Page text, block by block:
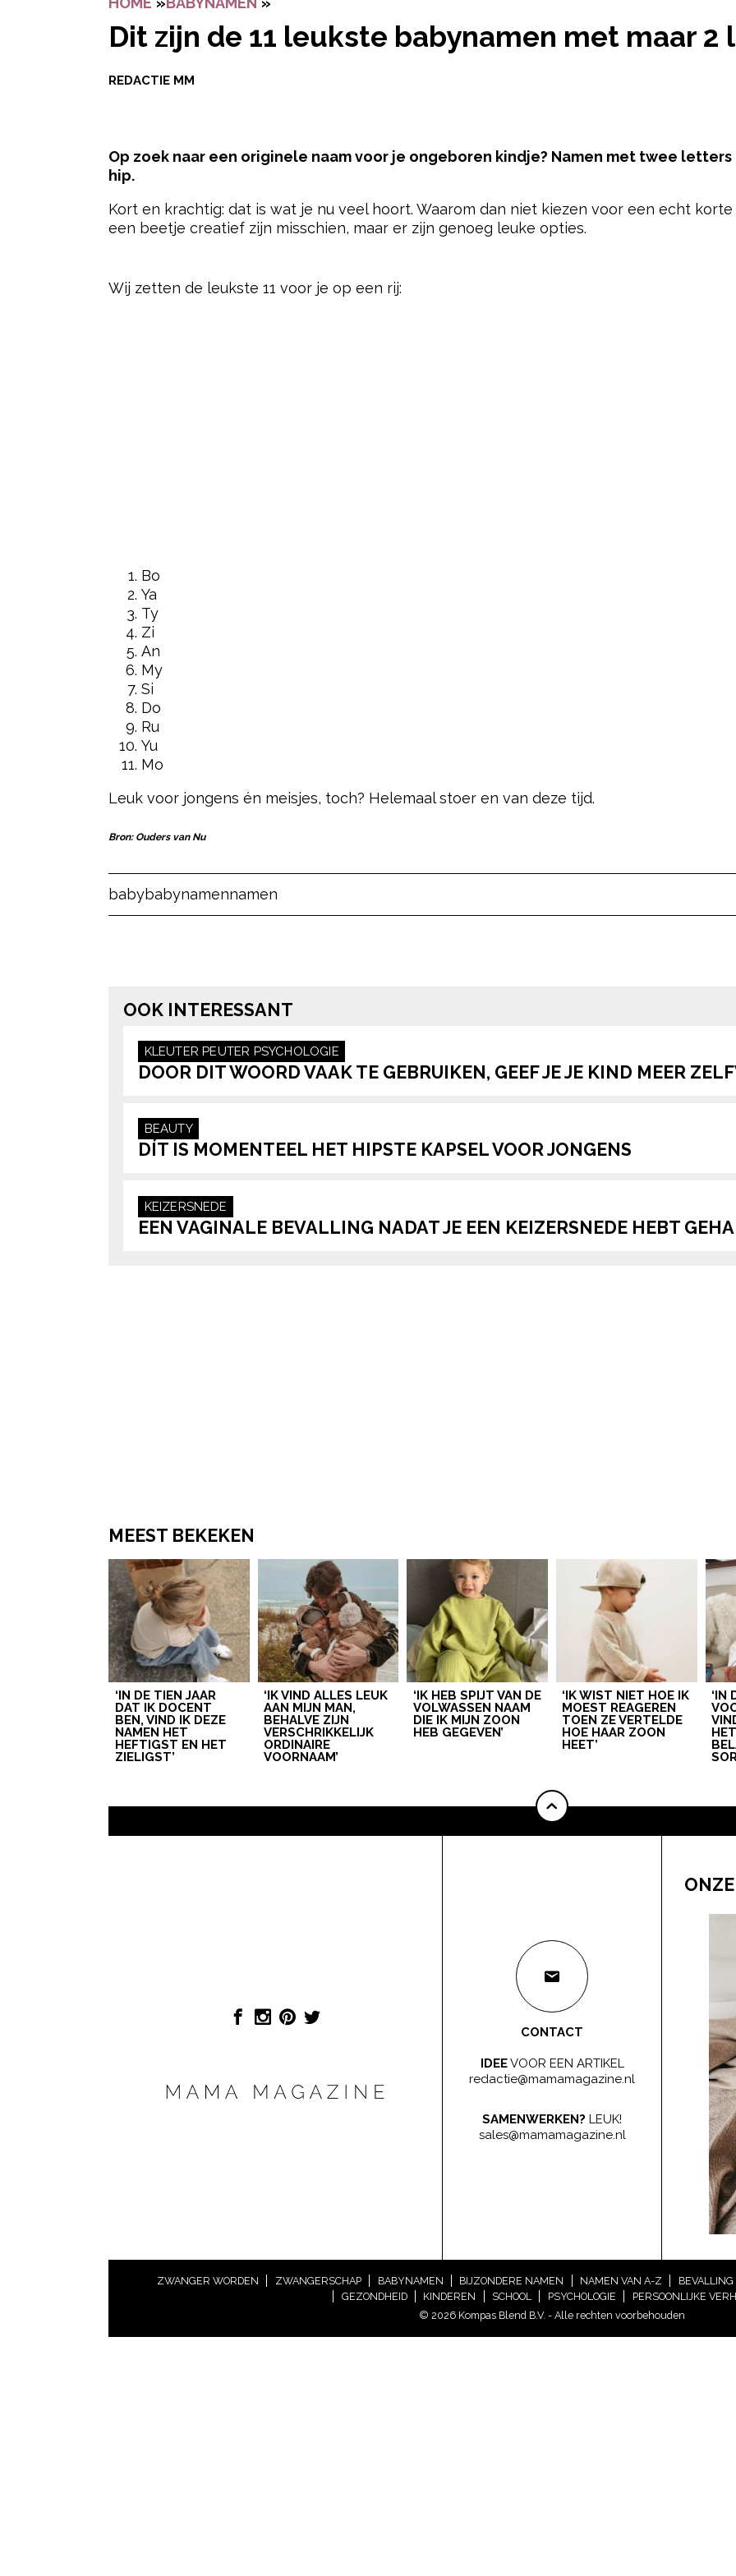
Dit zijn de 11 leukste babynamen met maar 2
REDACTIE MM
Op zoek naar een originele naam voor je ongeboren kindje? Namen met twee
hip.
Kort en krachtig: dat is wat je nu veel hoort. Waarom dan niet kiezen voor een echt
een beetje creatief zijn misschien, maar er zijn genoeg leuke opties.
Wij zetten de leukste 11 voor je op een rij:
Bo
Ya
Ty
Zi
An
My
Si
Do
Ru
Yu
Mo
Leuk voor jongens én meisjes, toch? Helemaal stoer en van deze tijd.
Bron: Ouders van Nu
Post Views: 303
babybabynamennamen
OOK INTERESSANT
KLEUTERPEUTER PSYCHOLOGIE
DOOR DIT WOORD VAAK TE GEBRUIKEN, GEEF JE JE KIND MEER
BEAUTY
DÍT IS MOMENTEEL HET HIPSTE KAPSEL VOOR JONGENS
KEIZERSNEDE
EEN VAGINALE BEVALLING NADAT JE EEN KEIZERSNEDE HEBT
MEEST BEKEKEN
‘IN DE TIEN JAAR
DAT IK DOCENT
BEN, VIND IK DEZE
NAMEN HET
HEFTIGST EN HET
ZIELIGST’
‘IK VIND ALLES LEUK
AAN MIJN MAN,
BEHALVE ZIJN
VERSCHRIKKELIJK
ORDINAIRE
VOORNAAM’
‘IK HEB SPIJT VAN DE
VOLWASSEN NAAM
DIE IK MIJN ZOON
HEB GEGEVEN’
‘IK WIST NIET HOE IK
MOEST REAGEREN
TOEN ZE VERTELDE
HOE HAAR ZOON
HEET’
‘IN
HET
CONTACT
IDEEVOOR EEN ARTIKEL
redactie@mamamagazine.nl
SAMENWERKEN? LEUK!
sales@mamamagazine.nl
ZWANGER WORDEN ZWANGERSCHAP BABYNAMEN BIJZONDERE NAMEN NAMEN VAN A-Z BEVALLING
GEZONDHEID
KINDEREN SCHOOL PSYCHOLOGIE
PERSOONLIJKE
© 2026 Kompas Blend B.V. - Alle rechten voorbehouden